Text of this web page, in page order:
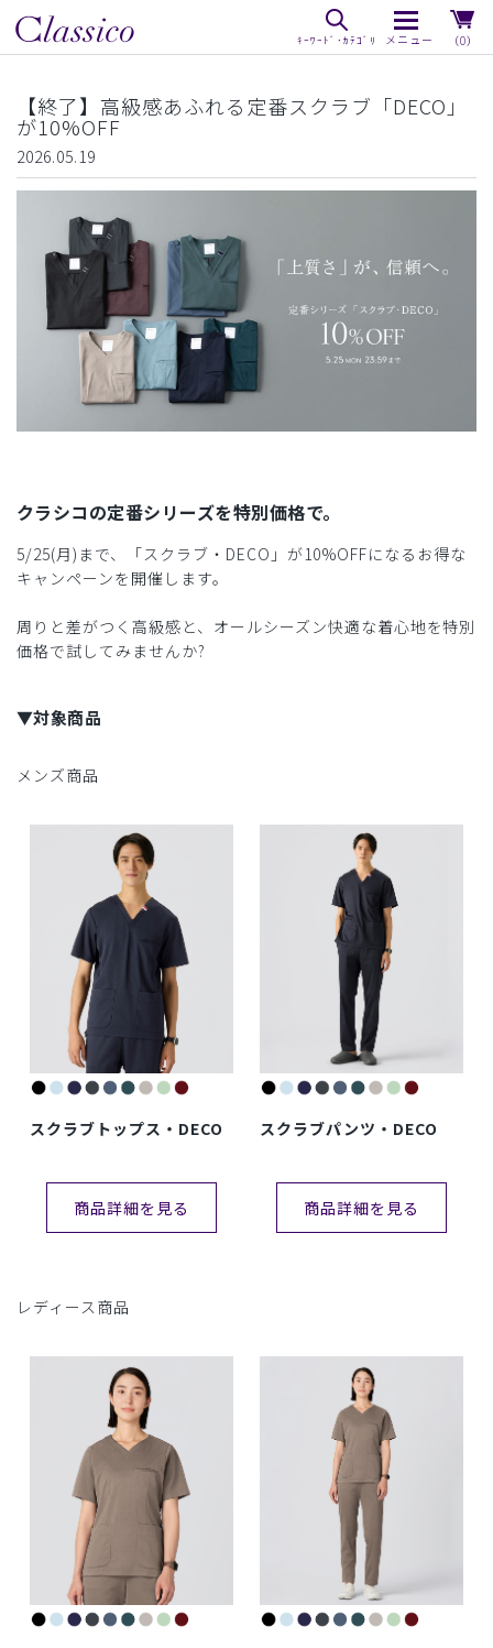
（0）
【終了】高級感あふれる定番スクラブ「DECO」
が10%OFF
2026.05.19
クラシコの定番シリーズを特別価格で。
5/25(月)まで、「スクラブ・DECO」が10%OFFになるお得な
キャンペーンを開催します。
周りと差がつく高級感と、オールシーズン快適な着心地を特別
価格で試してみませんか?
▼対象商品
メンズ商品
スクラブトップス・DECO
商品詳細を見る
スクラブパンツ・DECO
商品詳細を見る
レディース商品